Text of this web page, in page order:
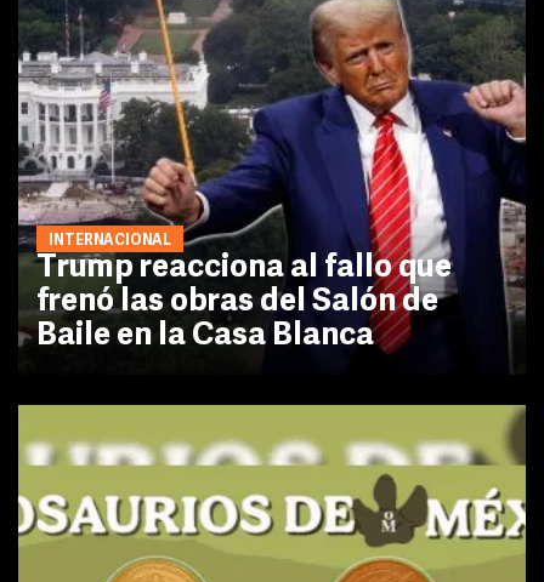
INTERNACIONAL
Trump reacciona al fallo que
frenó las obras del Salón de
Baile en la Casa Blanca